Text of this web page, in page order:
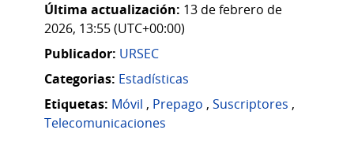
Última actualización: 13 de febrero de
2026, 13:55 (UTC+00:00)
Publicador: URSEC
Categorias: Estadísticas
Etiquetas: Móvil , Prepago , Suscriptores ,
Telecomunicaciones